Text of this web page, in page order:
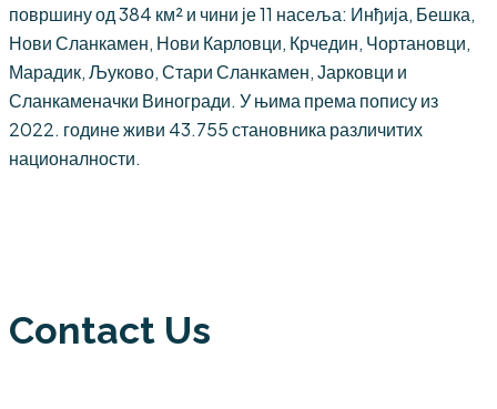
површину од 384 км² и чини је 11 насеља: Инђија, Бешка,
Нови Сланкамен, Нови Карловци, Крчедин, Чортановци,
Марадик, Љуково, Стари Сланкамен, Јарковци и
Сланкаменачки Виногради. У њима према попису из
2022. године живи 43.755 становника различитих
националности.
Contact Us